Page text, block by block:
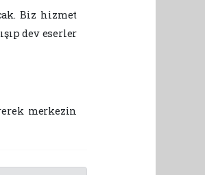
Biz hizmet
dev eserler
merkezin